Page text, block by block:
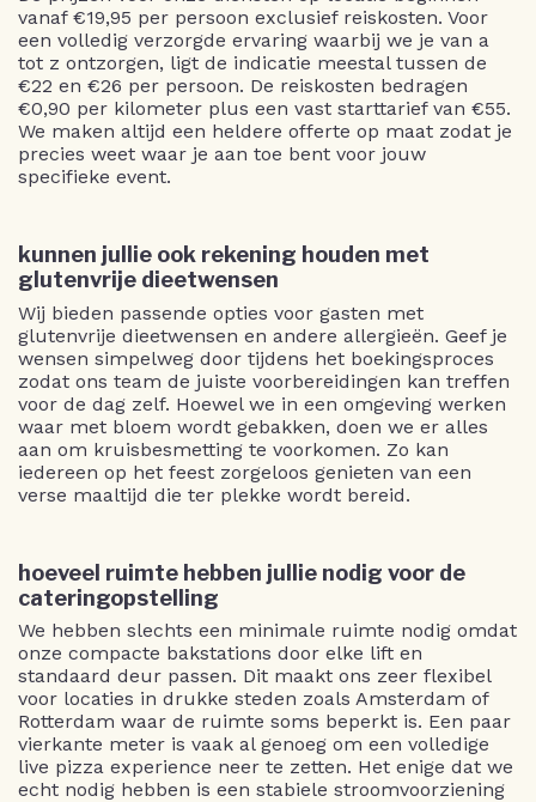
vanaf €19,95 per persoon exclusief reiskosten. Voor
een volledig verzorgde ervaring waarbij we je van a
tot z ontzorgen, ligt de indicatie meestal tussen de
€22 en €26 per persoon. De reiskosten bedragen
€0,90 per kilometer plus een vast starttarief van €55.
We maken altijd een heldere offerte op maat zodat je
precies weet waar je aan toe bent voor jouw
specifieke event.
kunnen jullie ook rekening houden met
glutenvrije dieetwensen
Wij bieden passende opties voor gasten met
glutenvrije dieetwensen en andere allergieën. Geef je
wensen simpelweg door tijdens het boekingsproces
zodat ons team de juiste voorbereidingen kan treffen
voor de dag zelf. Hoewel we in een omgeving werken
waar met bloem wordt gebakken, doen we er alles
aan om kruisbesmetting te voorkomen. Zo kan
iedereen op het feest zorgeloos genieten van een
verse maaltijd die ter plekke wordt bereid.
hoeveel ruimte hebben jullie nodig voor de
cateringopstelling
We hebben slechts een minimale ruimte nodig omdat
onze compacte bakstations door elke lift en
standaard deur passen. Dit maakt ons zeer flexibel
voor locaties in drukke steden zoals Amsterdam of
Rotterdam waar de ruimte soms beperkt is. Een paar
vierkante meter is vaak al genoeg om een volledige
live pizza experience neer te zetten. Het enige dat we
echt nodig hebben is een stabiele stroomvoorziening